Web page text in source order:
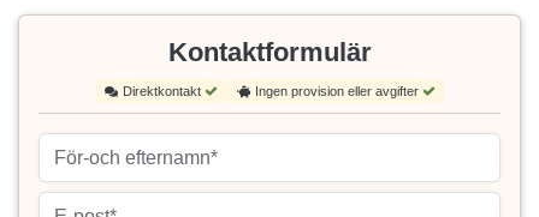
Kontaktformulär
Direktkontakt Ingen provision eller avgifter